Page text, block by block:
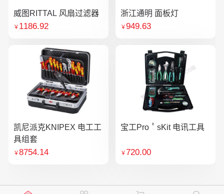
威图RITTAL 风扇过滤器
￥ 1186.92
浙江通明 面板灯
￥949.63
凯尼派克KNIPEX 电工工
具组套
￥8754.14
宝工Pro＇sKit 电讯工具
￥720.00